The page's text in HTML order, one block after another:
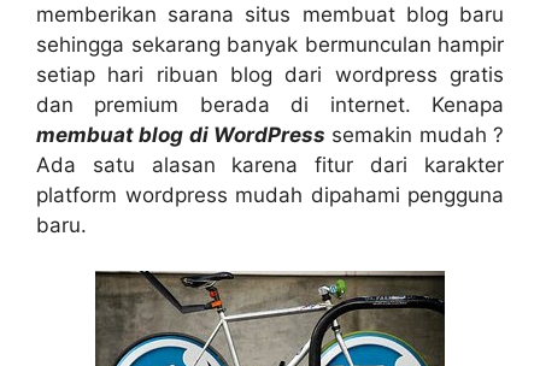
memberikan sarana situs membuat blog baru
sehingga sekarang banyak bermunculan hampir
setiap hari ribuan blog dari wordpress gratis
dan premium berada di internet. Kenapa
membuat blog di WordPress semakin mudah ?
Ada satu alasan karena fitur dari karakter
platform wordpress mudah dipahami pengguna
baru.